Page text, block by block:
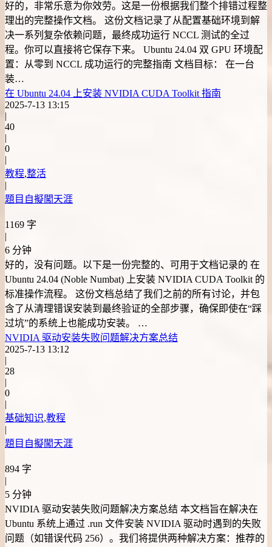
好的，非常乐意为你效劳。这是一份根据我们整个排错过程整
理出的完整操作文档。 这份文档记录了从配置基础环境到解
决一系列复杂依赖问题，最终成功运行 NCCL 测试的全过
程。你可以直接将它保存下来。 Ubuntu 24.04 双 GPU 环境配
置：从零到 NCCL 成功运行的完整指南 文档目标： 在一台
装…
在 Ubuntu 24.04 上安装 NVIDIA CUDA Toolkit 指南
2025-7-13 13:15
|
40
|
0
|
教程,整活
|
題目自擬闖天涯
1169 字
|
6 分钟
好的，没有问题。以下是一份完整的、可用于文档记录的 在
Ubuntu 24.04 (Noble Numbat) 上安装 NVIDIA CUDA Toolkit 的
标准操作流程。 这份文档总结了我们之前的所有讨论，并包
含了从清理错误安装到最终验证的全部步骤，确保即使在“踩
过坑”的系统上也能成功安装。 …
NVIDIA 驱动安装失败问题解决方案总结
2025-7-13 13:12
|
28
|
0
|
基础知识,教程
|
題目自擬闖天涯
894 字
|
5 分钟
NVIDIA 驱动安装失败问题解决方案总结 本文档旨在解决在
Ubuntu 系统上通过 .run 文件安装 NVIDIA 驱动时遇到的失败
问题（如错误代码 256）。我们将提供两种解决方案：推荐的